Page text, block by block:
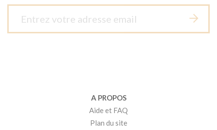
A PROPOS
Aide et FAQ
Plan du site